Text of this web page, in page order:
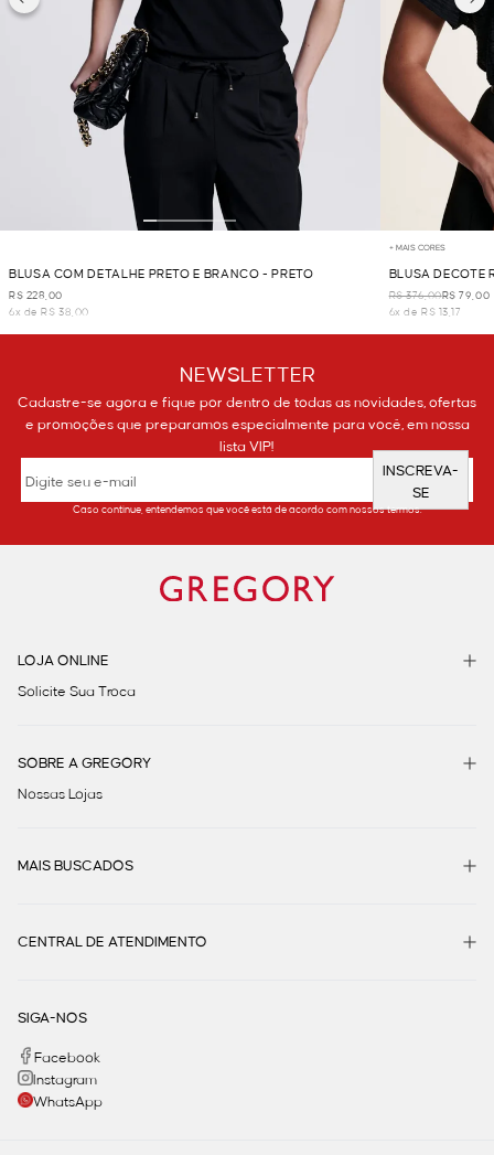
BLUSA COM DETALHE PRETO E BRANCO - PRETO
R$ 228,00
6x de R$ 38,00
+ MAIS CORES
BLUSA DECOTE
R$ 376,00R$ 79,00
6x de R$ 13,17
NEWSLETTER
Cadastre-se agora e fique por dentro de todas as novidades, ofertas
e promoções que preparamos especialmente para você, em nossa
lista VIP!
INSCREVA-
SE
Caso continue, entendemos que você está de acordo com nossos termos.
LOJA ONLINE
Solicite Sua Troca
SOBRE A GREGORY
Nossas Lojas
MAIS BUSCADOS
CENTRAL DE ATENDIMENTO
SIGA-NOS
Facebook
Instagram
WhatsApp